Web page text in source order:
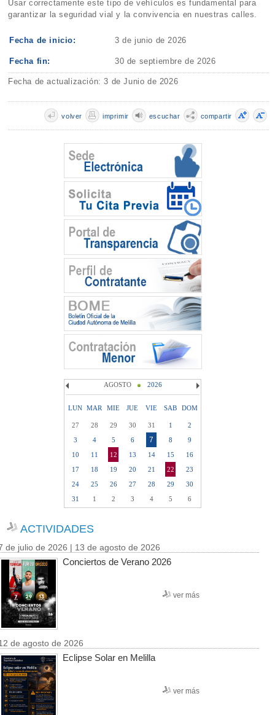
Usar correctamente este tipo de vehículos es fundamental para
garantizar la seguridad vial y la convivencia en nuestras calles.
Fecha de inicio: 3 de junio de 2026
Fecha fin: 30 de septiembre de 2026
Fecha de actualización: 3 de Junio de 2026
compartir
escuchar
imprimir
volver
AGOSTO 2026
LUN MAR MIE JUE VIE SAB DOM
27 28 29 30 31 1
2
3
4 5 6 7 8
9
10
11 12 13 14 15
16
17
18 19 20 21 22
23
24
25 26 27 28 29
30
31
1 2 3 4 5 6
ACTIVIDADES
de julio de 2026 | 13 de agosto de 2026
Conciertos de Verano 2026
ver más
de agosto de 2026
Eclipse Solar en Melilla
ver más